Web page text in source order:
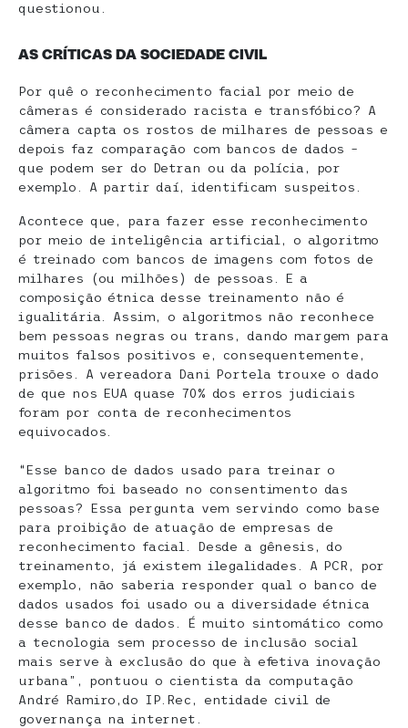
questionou.
AS CRÍTICAS DA SOCIEDADE CIVIL
Por quê o reconhecimento facial por meio de
câmeras é considerado racista e transfóbico? A
câmera capta os rostos de milhares de pessoas e
depois faz comparação com bancos de dados –
que podem ser do Detran ou da polícia, por
exemplo. A partir daí, identificam suspeitos.
Acontece que, para fazer esse reconhecimento
por meio de inteligência artificial, o algoritmo
é treinado com bancos de imagens com fotos de
milhares (ou milhões) de pessoas. E a
composição étnica desse treinamento não é
igualitária. Assim, o algoritmos não reconhece
bem pessoas negras ou trans, dando margem para
muitos falsos positivos e, consequentemente,
prisões. A vereadora Dani Portela trouxe o dado
de que nos EUA quase 70% dos erros judiciais
foram por conta de reconhecimentos
equivocados.
“Esse banco de dados usado para treinar o
algoritmo foi baseado no consentimento das
pessoas? Essa pergunta vem servindo como base
para proibição de atuação de empresas de
reconhecimento facial. Desde a gênesis, do
treinamento, já existem ilegalidades. A PCR, por
exemplo, não saberia responder qual o banco de
dados usados foi usado ou a diversidade étnica
desse banco de dados. É muito sintomático como
a tecnologia sem processo de inclusão social
mais serve à exclusão do que à efetiva inovação
urbana”, pontuou o cientista da computação
André Ramiro,do IP.Rec, entidade civil de
governança na internet.